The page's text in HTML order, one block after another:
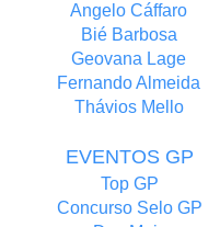
Angelo Cáffaro
Bié Barbosa
Geovana Lage
Fernando Almeida
Thávios Mello
EVENTOS GP
Top GP
Concurso Selo GP